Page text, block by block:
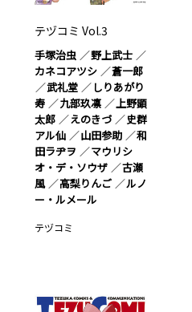
テヅコミ Vol.3
手塚治虫
野上武士
カネコアツシ
蒼一郎
武礼堂
しりあがり
寿
九部玖凛
上野顕
太郎
えのきづ
史群
アル仙
山田参助
和
田ラヂヲ
マウリシ
オ・デ・ソウザ
古瀬
風
高梨りんご
ルノ
ー・ルメール
テヅコミ